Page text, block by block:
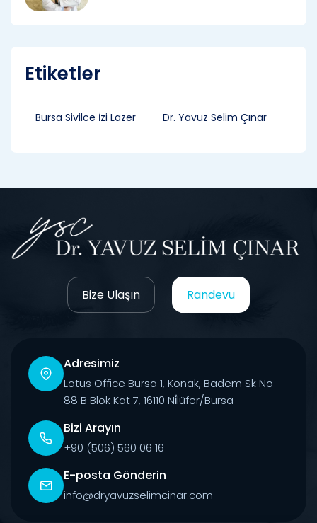
Etiketler
Bursa Sivilce İzi Lazer Dr. Yavuz Selim Çınar
Bize Ulaşın Randevu
Adresimiz
Lotus Office Bursa 1, Konak, Badem Sk No
88 B Blok Kat 7, 16110 Ni̇lüfer/Bursa
Bizi Arayın
+90 (506) 560 06 16
E-posta Gönderin
info@dryavuzselimcinar.com